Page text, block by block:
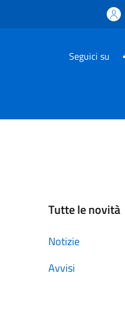
Seguici su
Tutte le novità
Notizie
Avvisi